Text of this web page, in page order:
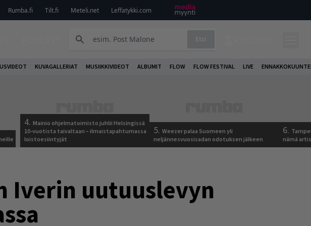
Rumba.fi Tilt.fi Meteli.net Leffatykki.com
KUVAGALLERIAT MUSIIKKIVIDEOT ALBUMIT FLOW FLOW FESTIVAL LIVE
4. Mainio ohjelmatoimisto juhlii Helsingissä
10-vuotista taivaltaan – ilmaistapahtumassa
loistoesiintyjät
5. Weezer palaa Suomeen yli
neljännesvuosisadan odotuksen jälkeen
6.
nämä
Iverin uutuuslevyn